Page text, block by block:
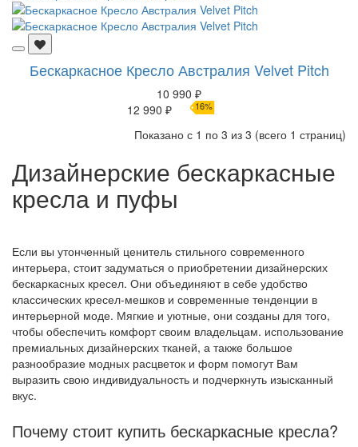
Бескаркасное Кресло Австралия Velvet Pitch
10 990 ₽
12 990 ₽
16%
Показано с 1 по 3 из 3 (всего 1 страниц)
Дизайнерские бескаркасные
кресла и пуфы
Если вы утонченный ценитель стильного современного
интерьера, стоит задуматься о приобретении дизайнерских
бескаркасных кресел. Они объединяют в себе удобство
классических кресел-мешков и современные тенденции в
интерьерной моде. Мягкие и уютные, они созданы для того,
чтобы обеспечить комфорт своим владельцам. использование
премиальных дизайнерских тканей, а также большое
разнообразие модных расцветок и форм помогут Вам
выразить свою индивидуальность и подчеркнуть изысканный
вкус.
Почему стоит купить бескаркасные кресла?